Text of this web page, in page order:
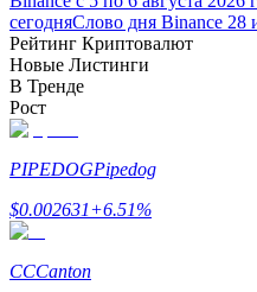
Партнеры Bitrue
До 65% комиссии!
сегодняСлово дня Binance 28
Рейтинг Криптовалют
Новые Листинги
В Тренде
Рост
PIPEDOGPipedog
$0.002631+6.51%
CCCanton